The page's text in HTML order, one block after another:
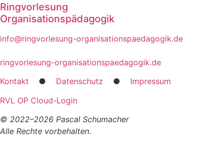
Ringvorlesung
Organisationspädagogik
info@ringvorlesung-organisationspaedagogik.de
ringvorlesung-organisationspaedagogik.de
Kon­takt ● Daten­schutz ● Impres­sum
RVL OP Cloud-Log­in
© 2022–2026 Pas­cal Schu­ma­cher
Alle Rech­te vor­be­hal­ten.